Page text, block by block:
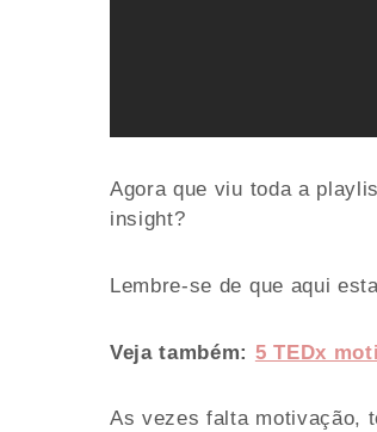
Agora que viu toda a
insight?
Lembre-se de que aqui
Veja também: 5 TEDx
As vezes falta motivação,